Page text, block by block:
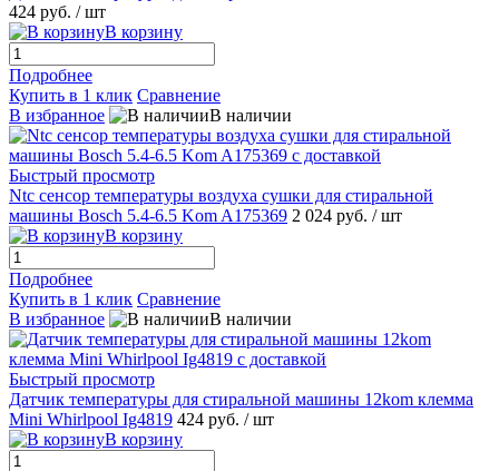
424 руб. / шт
В корзину
Подробнее
Купить в 1 клик Сравнение
В избранное
В наличии
Быстрый просмотр
Ntc сенсор температуры воздуха сушки для стиральной
машины Bosch 5.4-6.5 Kom A175369 2 024 руб. / шт
В корзину
Подробнее
Купить в 1 клик Сравнение
В избранное
В наличии
Быстрый просмотр
Датчик температуры для стиральной машины 12kom клемма
Mini Whirlpool Ig4819 424 руб. / шт
В корзину